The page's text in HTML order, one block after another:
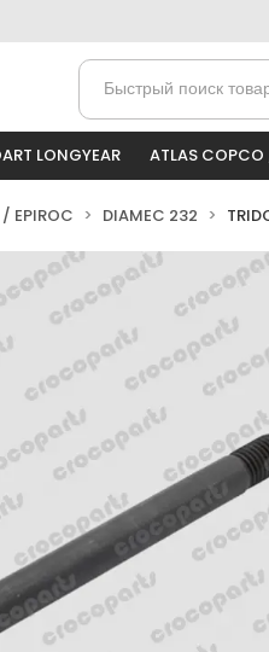
LONGYEAR ATLAS COPCO
EPIROC DIAMEC 232